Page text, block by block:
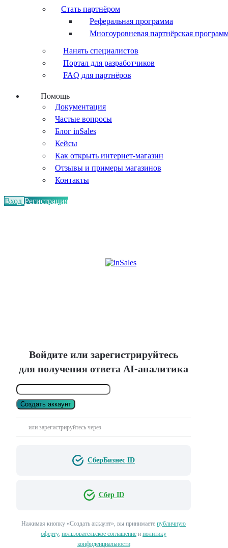
Стать партнёром
Реферальная программа
Многоуровневая партнёрская
Нанять специалистов
Портал для разработчиков
FAQ для партнёров
Помощь
Документация
Частые вопросы
Блог inSales
Кейсы
Как открыть интернет-магазин
Отзывы и примеры магазинов
Контакты
Вход Регистрация
Войдите или зарегистрируйтесь
для получения ответа AI-аналитика
Создать аккаунт
или зарегистрируйтесь через
СберБизнес ID
Сбер ID
Нажимая кнопку «Создать аккаунт», вы принимаете публичную
оферту, пользовательское соглашение и политику
конфиденциальности